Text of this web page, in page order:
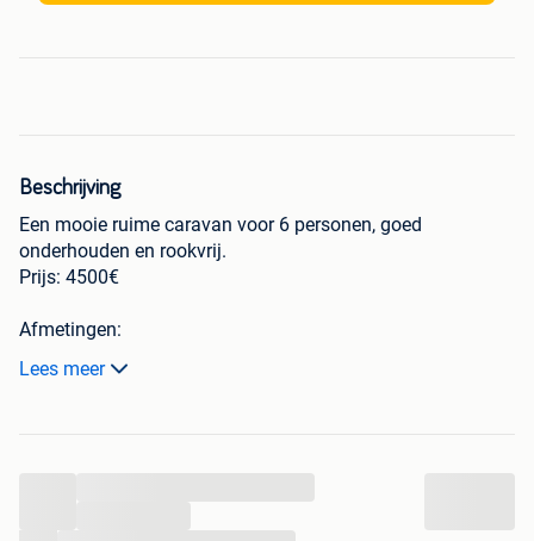
Beschrijving
Een mooie ruime caravan voor 6 personen, goed
onderhouden en rookvrij.
Prijs: 4500€
Afmetingen:
3 m/10m voor 6 personen
2 aparte slaapkamers, 1 complete badkamer en keuken
Lees meer